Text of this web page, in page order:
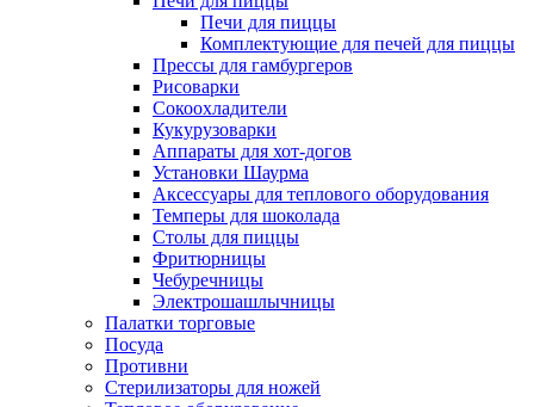
Печи для пиццы
Комплектующие для печей для пиццы
Прессы для гамбургеров
Рисоварки
Сокоохладители
Кукурузоварки
Аппараты для хот-догов
Установки Шаурма
Аксессуары для теплового оборудования
Темперы для шоколада
Столы для пиццы
Фритюрницы
Чебуречницы
Электрошашлычницы
Палатки торговые
Посуда
Противни
Стерилизаторы для ножей